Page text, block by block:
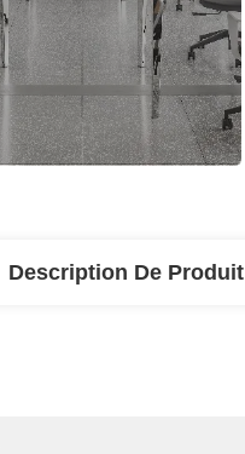
Description De Produit